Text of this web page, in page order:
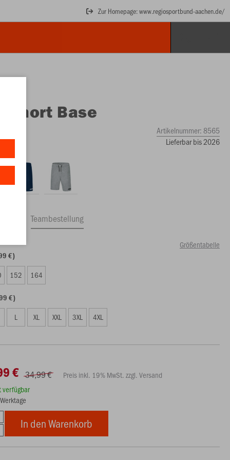
Zur Homepage: www.regiosportbund-aachen.de/
Short Base
Artikelnummer:8565
Lieferbar bis 2026
Teambestellung
Größentabelle
€)
152 164
€)
L XL XXL 3XL 4XL
€ 34,99 €
Preis inkl. 19% MwSt. zzgl. Versand
verfügbar
In den Warenkorb